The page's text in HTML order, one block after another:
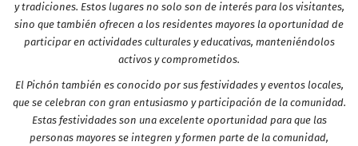
y tradiciones. Estos lugares no solo son de interés para los visitantes,
sino que también ofrecen a los residentes mayores la oportunidad de
participar en actividades culturales y educativas, manteniéndolos
activos y comprometidos.
El Pichón también es conocido por sus festividades y eventos locales,
que se celebran con gran entusiasmo y participación de la comunidad.
Estas festividades son una excelente oportunidad para que las
personas mayores se integren y formen parte de la comunidad,